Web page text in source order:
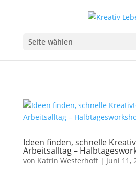
Seite wählen
Ideen finden, schnelle
Arbeitsalltag –
von Katrin Westerhoff| Juni 11,